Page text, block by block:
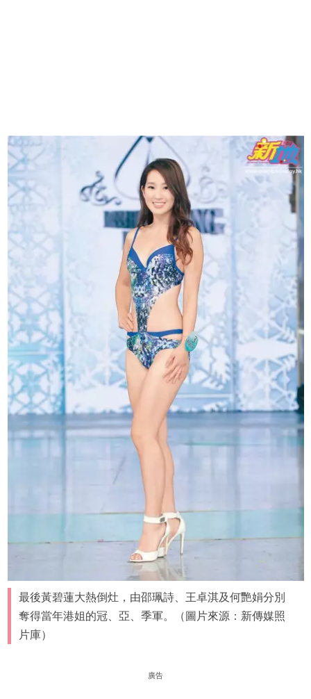
最後黃碧蓮大熱倒灶，由邵珮詩、王卓淇及何艷娟分別
奪得當年港姐的冠、亞、季軍。（圖片來源：新傳媒照
片庫）
廣告